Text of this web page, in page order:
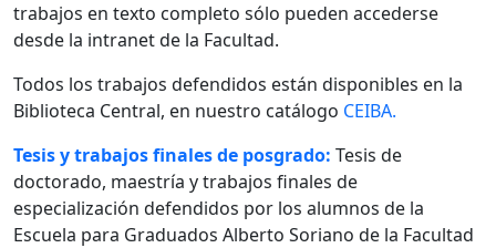
trabajos en texto completo sólo pueden accederse
desde la intranet de la Facultad.
Todos los trabajos defendidos están disponibles en la
Biblioteca Central, en nuestro catálogo CEIBA.
Tesis y trabajos finales de posgrado: Tesis de
doctorado, maestría y trabajos finales de
especialización defendidos por los alumnos de la
Escuela para Graduados Alberto Soriano de la Facultad